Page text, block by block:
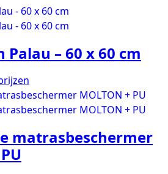
Palau – 60 x 60 cm
matrasbeschermer